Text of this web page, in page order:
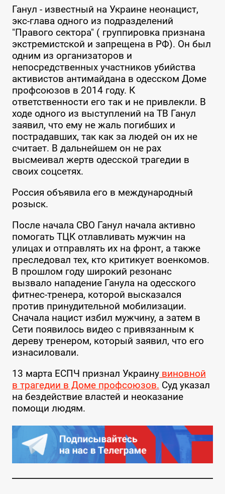
Ганул - известный на Украине неонацист,
экс-глава одного из подразделений
"Правого сектора" ( группировка признана
экстремистской и запрещена в РФ). Он был
одним из организаторов и
непосредственных участников убийства
активистов антимайдана в одесском Доме
профсоюзов в 2014 году. К
ответственности его так и не привлекли. В
ходе одного из выступлений на ТВ Ганул
заявил, что ему не жаль погибших и
пострадавших, так как за людей он их не
считает. В дальнейшем он не рах
высмеивал жертв одесской трагедии в
своих соцсетях.
Россия объявила его в международный
розыск.
После начала СВО Ганул начала активно
помогать ТЦК отлавливать мужчин на
улицах и отправлять их на фронт, а также
преследовал тех, кто критикует военкомов.
В прошлом году широкий резонанс
вызвало нападение Ганула на одесского
фитнес-тренера, которой высказался
против принудительной мобилизации.
Сначала нацист избил мужчину, а затем в
Сети появилось видео с привязанным к
дереву тренером, который заявил, что его
изнасиловали.
13 марта ЕСПЧ признал Украинувиновной
в трагедии в Доме профсоюзов. Суд указал
на бездействие властей и неоказание
помощи людям.